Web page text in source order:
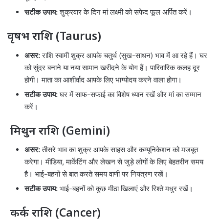
सटीक उपाय:शुक्रवार के दिन मां लक्ष्मी को सफेद फूल अर्पित करें।
वृषभ राशि (Taurus)
असर:राशि स्वामी शुक्र आपके चतुर्थ (सुख-साधन) भाव में आ रहे हैं। घर
को सुंदर बनाने या नया सामान खरीदने के योग हैं। पारिवारिक कलह दूर
होगी। माता का आशीर्वाद आपके लिए भाग्योदय करने वाला होगा।
सटीक उपाय:घर में साफ-सफाई का विशेष ध्यान रखें और मां का सम्मान
करें।
मिथुन राशि (Gemini)
असर:तीसरे भाव का शुक्र आपके साहस और कम्यूनिकेशन को मजबूत
करेगा। मीडिया, मार्केटिंग और लेखन से जुड़े लोगों के लिए बेहतरीन समय
है। भाई-बहनों से बात करते समय वाणी पर नियंत्रण रखें।
सटीक उपाय: भाई-बहनों को कुछ मीठा खिलाएं और रिश्ते मधुर रखें।
कर्क राशि (Cancer)